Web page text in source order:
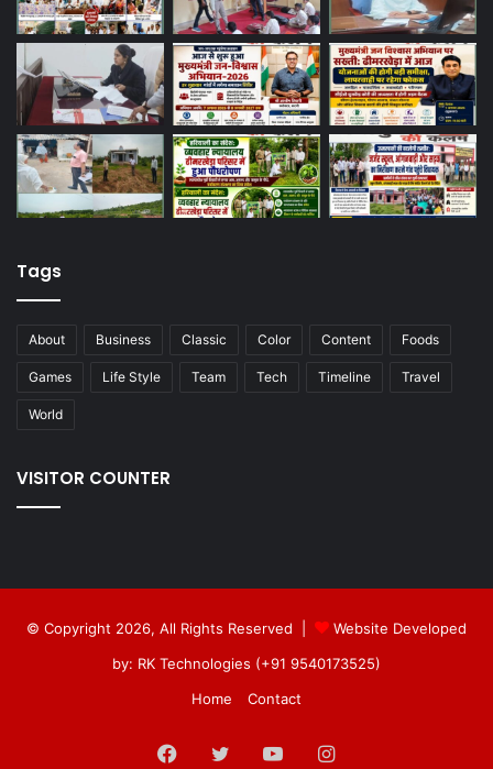
Tags
About Business Classic Color Content Foods
Games Life Style Team Tech Timeline Travel
World
VISITOR COUNTER
© Copyright 2026, All Rights Reserved |
Website Developed
by: RK Technologies (+91 9540173525)
Home
Contact
Facebook
Twitter YouTubeInstagram